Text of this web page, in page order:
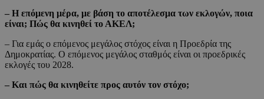
– Η επόμενη μέρα, με βάση το αποτέλεσμα των εκλογών, ποια
είναι; Πώς θα κινηθεί το ΑΚΕΛ;
– Για εμάς ο επόμενος μεγάλος στόχος είναι η Προεδρία της
Δημοκρατίας. Ο επόμενος μεγάλος σταθμός είναι οι προεδρικές
εκλογές του 2028.
– Και πώς θα κινηθείτε προς αυτόν τον στόχο;